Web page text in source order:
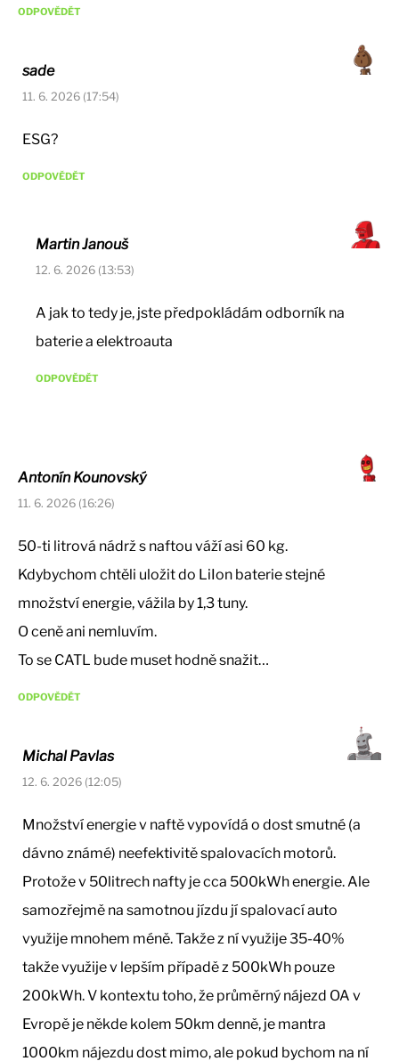
ODPOVĚDĚT
sade
11. 6. 2026 (17:54)
ESG?
ODPOVĚDĚT
Martin Janouš
12. 6. 2026 (13:53)
A jak to tedy je, jste předpokládám odborník na
baterie a elektroauta
ODPOVĚDĚT
Antonín Kounovský
11. 6. 2026 (16:26)
50-ti litrová nádrž s naftou váží asi 60 kg.
Kdybychom chtěli uložit do LiIon baterie stejné
množství energie, vážila by 1,3 tuny.
O ceně ani nemluvím.
To se CATL bude muset hodně snažit…
ODPOVĚDĚT
Michal Pavlas
12. 6. 2026 (12:05)
Množství energie v naftě vypovídá o dost smutné (a
dávno známé) neefektivitě spalovacích motorů.
Protože v 50litrech nafty je cca 500kWh energie. Ale
samozřejmě na samotnou jízdu jí spalovací auto
využije mnohem méně. Takže z ní využije 35-40%
takže využije v lepším případě z 500kWh pouze
200kWh. V kontextu toho, že průměrný nájezd OA v
Evropě je někde kolem 50km denně, je mantra
1000km nájezdu dost mimo, ale pokud bychom na ní